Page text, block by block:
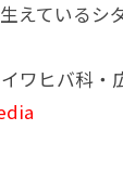
えているシ
ワヒバ科・